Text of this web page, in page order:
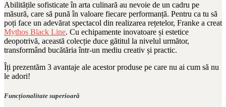
Abilitățile sofisticate în arta culinară au nevoie de un cadru pe
măsură, care să pună în valoare fiecare performanță. Pentru ca tu să
poți face un adevărat spectacol din realizarea rețetelor, Franke a creat
Mythos Black Line. Cu echipamente inovatoare și estetice
deopotrivă, această colecție duce gătitul la nivelul următor,
transformând bucătăria într-un mediu creativ și practic.
Îți prezentăm 3 avantaje ale acestor produse pe care nu ai cum să nu
le adori!
Funcționalitate superioară